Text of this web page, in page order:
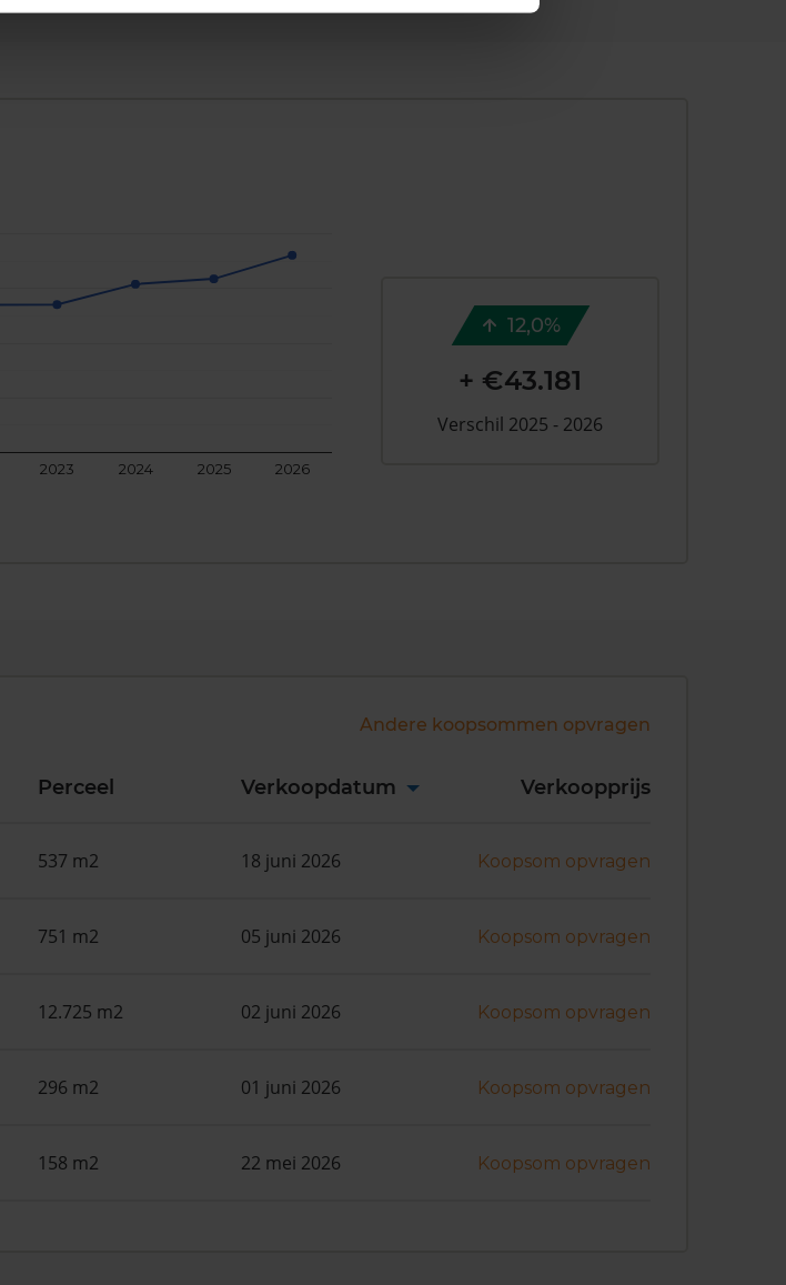
2023 2024 2025 2026
12,0%
+ €43.181
Verschil 2025 - 2026
Andere koopsommen opvragen
Perceel Verkoopdatum Verkoopprijs
537 m2 18 juni 2026 Koopsom opvragen
751 m2 05 juni 2026 Koopsom opvragen
12.725 m2 02 juni 2026 Koopsom opvragen
296 m2 01 juni 2026 Koopsom opvragen
158 m2 22 mei 2026 Koopsom opvragen